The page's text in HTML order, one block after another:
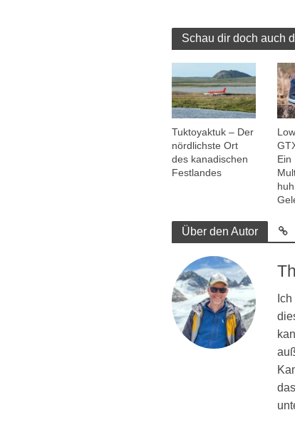
Schau dir doch auch
Tuktoyaktuk – Der
nördlichste Ort
des kanadischen
Festlandes
Ein
Über den Autor